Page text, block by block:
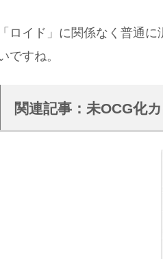
「ロイド」に関係なく普通
ですね。
関連記事：未OCG化